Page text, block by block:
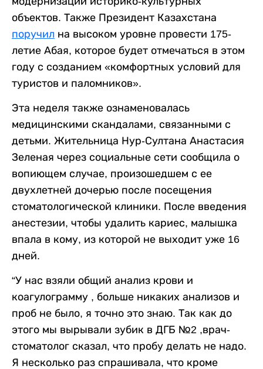
объектов. Также Президент Казахстана
поручил на высоком уровне провести 175-
летие Абая, которое будет отмечаться в этом
году с созданием «комфортных условий для
туристов и паломников».
Эта неделя также ознаменовалась
медицинскими скандалами, связанными с
детьми. Жительница Нур-Султана Анастасия
Зеленая через социальные сети сообщила о
вопиющем случае, произошедшем с ее
двухлетней дочерью после посещения
стоматологической клиники. После введения
анестезии, чтобы удалить кариес, малышка
впала в кому, из которой не выходит уже 16
дней.
“У нас взяли общий анализ крови и
коагулограмму , больше никаких анализов и
проб не было, я точно это знаю. Так как до
этого мы вырывали зубик в ДГБ №2 ,врач-
стоматолог сказал, что пробу делать не надо.
Я несколько раз спрашивала, что кроме